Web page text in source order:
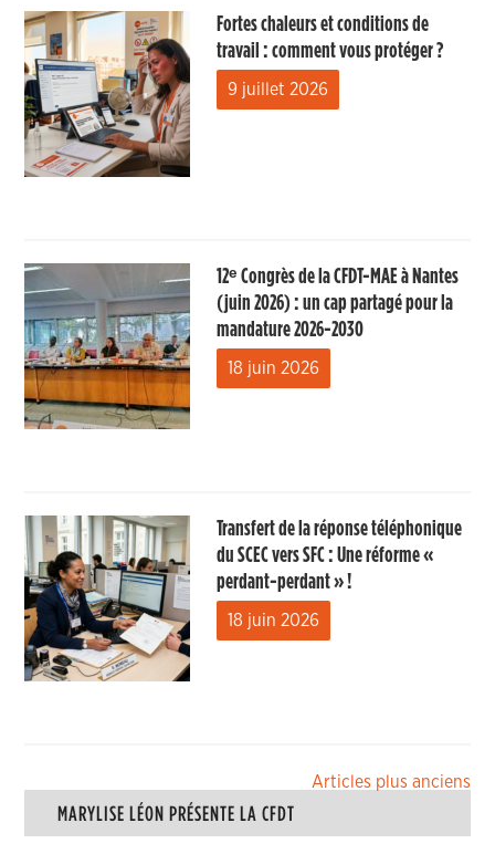
Fortes chaleurs et conditions de
travail : comment vous protéger ?
9 juillet 2026
12ᵉ Congrès de la CFDT-MAE à Nantes
(juin 2026) : un cap partagé pour la
mandature 2026-2030
18 juin 2026
Transfert de la réponse téléphonique
du SCEC vers SFC : Une réforme «
perdant-perdant » !
18 juin 2026
Navigation
des
Articles plus anciens
MARYLISE LÉON PRÉSENTE LA CFDT